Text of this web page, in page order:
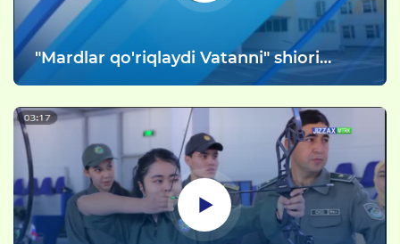
"Mardlar qo'riqlaydi Vatanni" shiori
ostida tadbir bo'lib o'tdi